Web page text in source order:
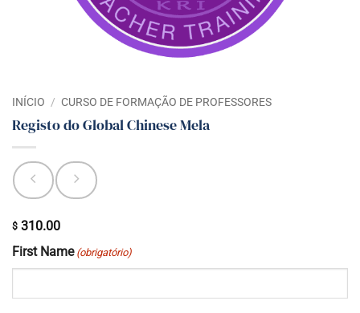
INÍCIO / CURSO DE FORMAÇÃO DE PROFESSORES
Registo do Global Chinese Mela
$ 310.00
First Name (obrigatório)